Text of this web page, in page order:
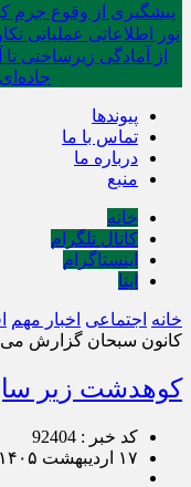
پیشگیری از وقوع جرم
تور اطلاعاتی عملیاتی
از آمادگی زیرساختی
پیوندها
تماس با ما
درباره ما
منبع
خانه
کانال تلگرام
اینستاگرام
ایتا
خانه اجتماعی اخبار مهم
کانون سبحان گزارش
کوهدشت زیر
کد خبر : 92404
۱۷ اردیبهشت ۱۴۰۵ - ۱۹:۴۹